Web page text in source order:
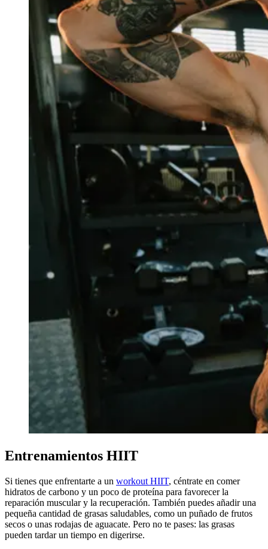
Entrenamientos HIIT
Si tienes que enfrentarte a un workout HIIT, céntrate en comer
hidratos de carbono y un poco de proteína para favorecer la
reparación muscular y la recuperación. También puedes añadir una
pequeña cantidad de grasas saludables, como un puñado de frutos
secos o unas rodajas de aguacate. Pero no te pases: las grasas
pueden tardar un tiempo en digerirse.